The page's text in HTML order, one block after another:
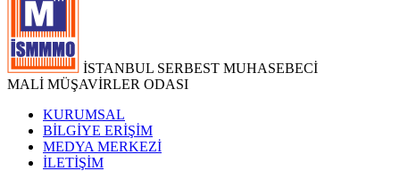
İSTANBUL SERBEST MUHASEBECİ
MALİ MÜŞAVİRLER ODASI
KURUMSAL
BİLGİYE ERİŞİM
MEDYA MERKEZİ
İLETİŞİM